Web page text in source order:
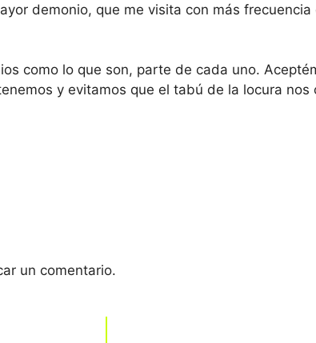
demonio, que me visita con más
como lo que son, parte de cada uno.
y evitamos que el tabú de la locura nos
un comentario.